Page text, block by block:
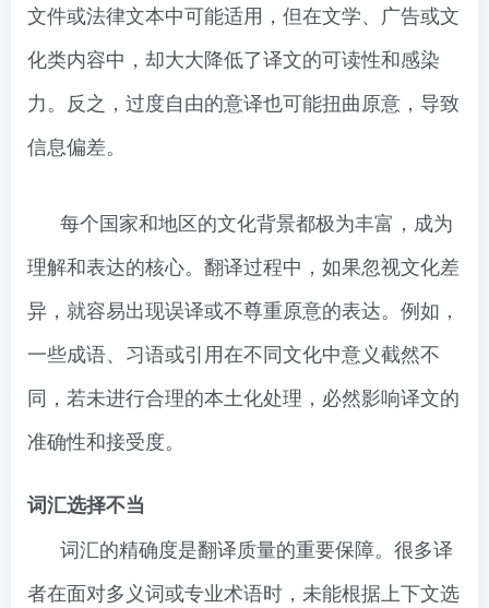
文件或法律文本中可能适用，但在文学、广告或文
化类内容中，却大大降低了译文的可读性和感染
力。反之，过度自由的意译也可能扭曲原意，导致
信息偏差。
每个国家和地区的文化背景都极为丰富，成为
理解和表达的核心。翻译过程中，如果忽视文化差
异，就容易出现误译或不尊重原意的表达。例如，
一些成语、习语或引用在不同文化中意义截然不
同，若未进行合理的本土化处理，必然影响译文的
准确性和接受度。
词汇选择不当
词汇的精确度是翻译质量的重要保障。很多译
者在面对多义词或专业术语时，未能根据上下文选